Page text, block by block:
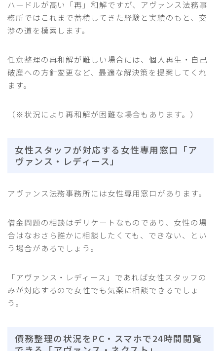
ハードルが高い「再」和解ですが、アヴァンス法務事
務所ではこれまで蓄積してきた経験と実績のもと、交
渉の道を模索します。
任意整理の再和解が難しい場合には、個人再生・自己
破産への方針変更など、最適な解決策を提案してくれ
ます。
（※状況により再和解が困難な場合もあります。）
女性スタッフが対応する女性専用窓口「ア
ヴァンス・レディース」
アヴァンス法務事務所には女性専用窓口があります。
借金問題の相談はデリケートなものであり、女性の場
合はなおさら誰かに相談したくても、できない、とい
う場合があるでしょう。
「アヴァンス・レディース」であれば女性スタッフの
みが対応するので女性でも気楽に相談できるでしょ
う。
債務整理の状況をPC・スマホで24時間閲覧
選ばれ続けている司法書士弁護士
2025年事務所ランキングを見る